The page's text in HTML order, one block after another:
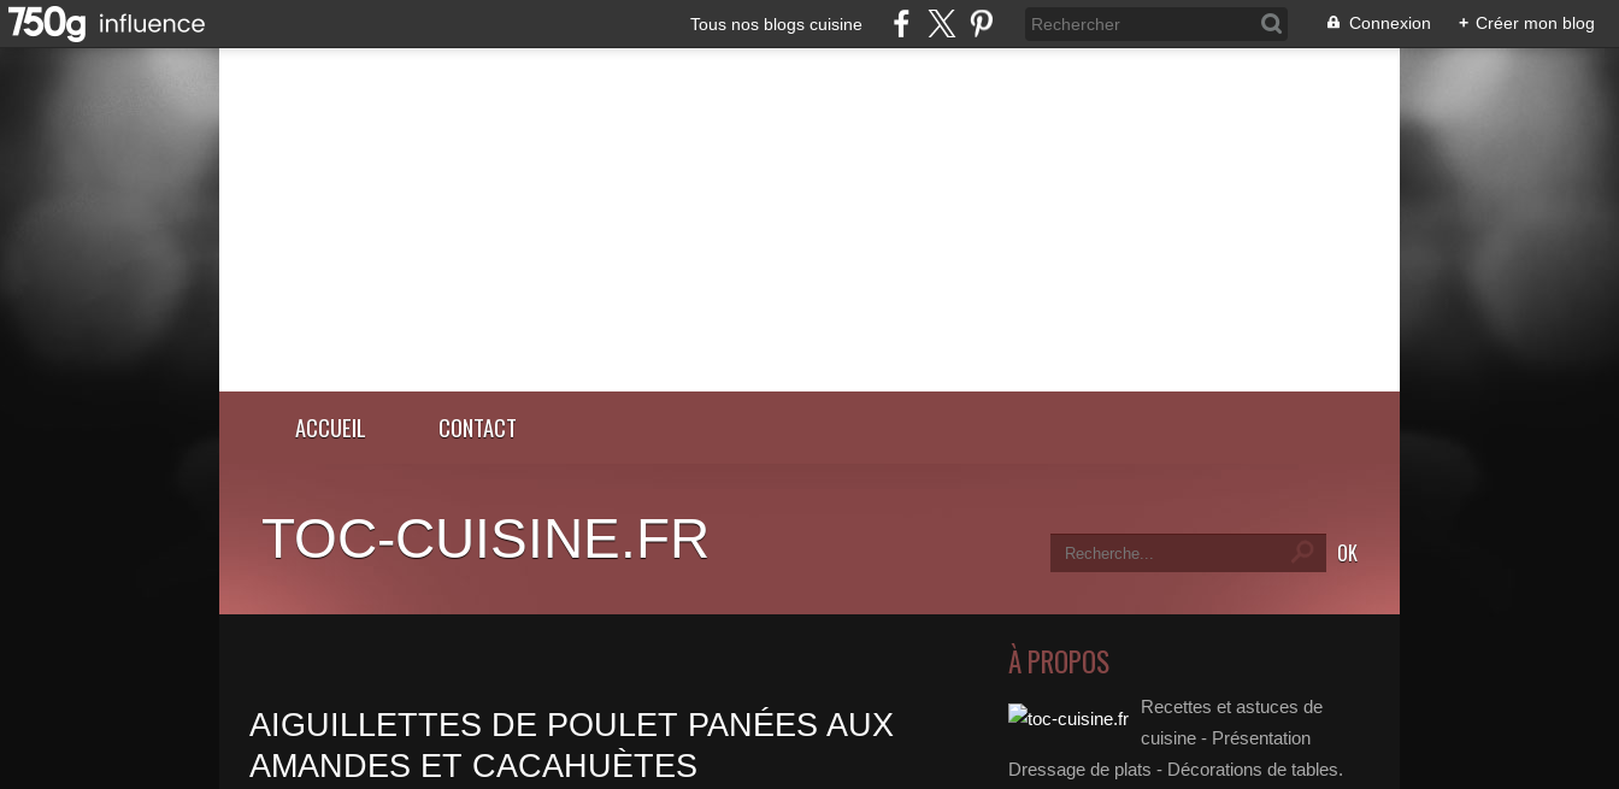
Tous nos blogs cuisine Connexion + Créer mon blog
ACCUEIL CONTACT
TOC-CUISINE.FR
AIGUILLETTES DE POULET PANÉES AUX
AMANDES ET CACAHUÈTES
À PROPOS
Recettes et astuces de
cuisine - Présentation
Dressage de plats - Décorations de tables.